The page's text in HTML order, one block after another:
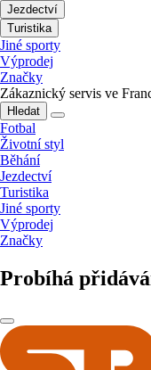
Jezdectví
Turistika
Jiné sporty
Výprodej
Značky
Zákaznický servis ve
Hledat
Fotbal
Životní styl
Běhání
Jezdectví
Turistika
Jiné sporty
Výprodej
Značky
Probíhá